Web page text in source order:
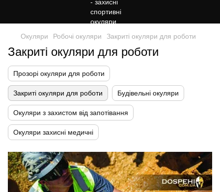
Окуляри Робочі окуляри Закриті окуляри для роботи
Закриті окуляри для роботи
Прозорі окуляри для роботи
Закриті окуляри для роботи Будівельні окуляри
Окуляри з захистом від запотівання
Окуляри захисні медичні